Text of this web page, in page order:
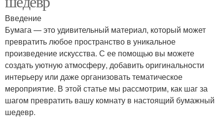
Введение
Бумага — это удивительный материал, который может
превратить любое пространство в уникальное
произведение искусства. С ее помощью вы можете
создать уютную атмосферу, добавить оригинальности
интерьеру или даже организовать тематическое
мероприятие. В этой статье мы рассмотрим, как шаг за
шагом превратить вашу комнату в настоящий бумажный
шедевр.